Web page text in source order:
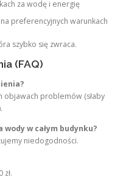
za wodę i energię
preferencyjnych warunkach
szybko się zwraca.
(FAQ)
objawach problemów (słaby
wody w całym budynku?
niedogodności.